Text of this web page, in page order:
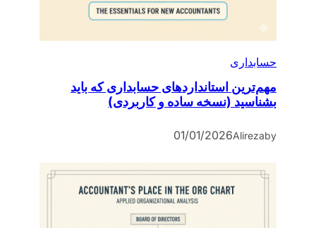
حسابداری
مهم‌ترین استانداردهای حسابداری که باید
بشناسید (نسخه ساده و کاربردی)
by
Alireza
01/01/2026